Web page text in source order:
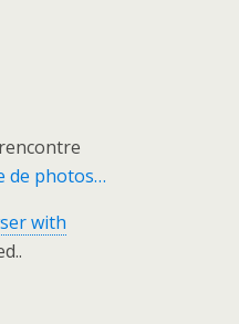
de photos…
with